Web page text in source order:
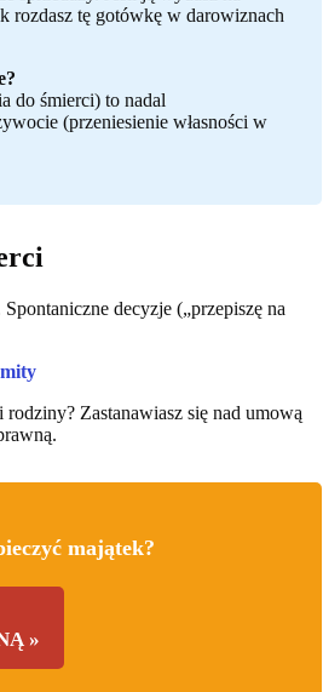
rozdasz tę gotówkę w darowiznach
do śmierci) to nadal
(przeniesienie własności w
decyzje („przepiszę na
Zastanawiasz się nad umową
majątek?
»